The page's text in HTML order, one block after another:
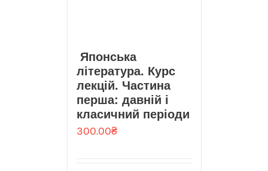
Японська
література. Курс
лекцій. Частина
перша: давній і
класичний періоди
300.00₴